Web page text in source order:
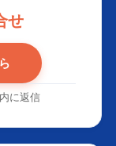
せ
に返信